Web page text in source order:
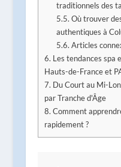
traditionnels des
5.5. Où trouver
authentiques à
5.6. Articles
6. Les tendances spa
Hauts-de-France et
7. Du Court au Mi-
par Tranche d'Âge
8. Comment
rapidement ?